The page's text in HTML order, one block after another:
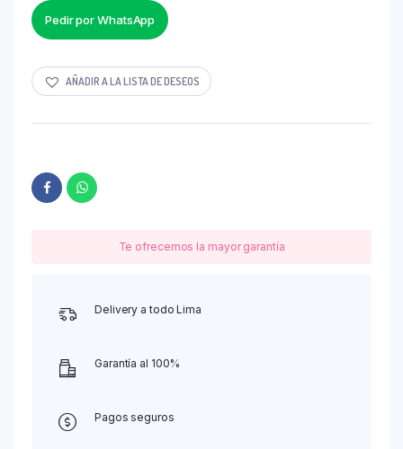
Pedir por WhatsApp
AÑADIR A LA LISTA DE DESEOS
Te ofrecemos la mayor garantía
Delivery a todo Lima
Garantía al 100%
Pagos seguros